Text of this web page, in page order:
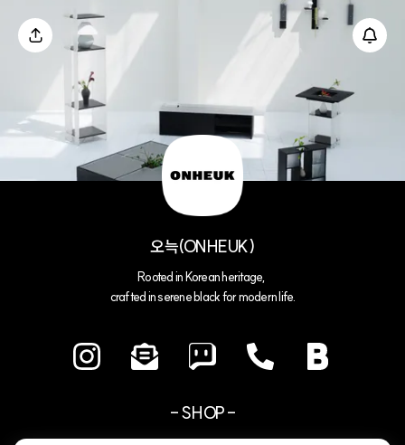
오늑(ONHEUK)
Rooted in Korean heritage,
crafted in serene black for modern life.
- SHOP -